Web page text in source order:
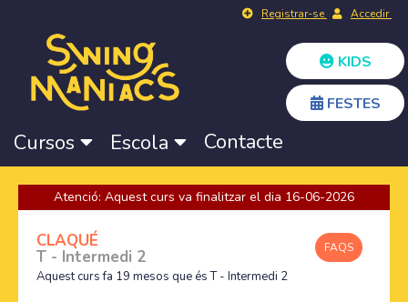
Registrar-se Accedir
KIDS
FESTES
Cursos Escola Contacte
Atenció: Aquest curs va finalitzar el dia 16-06-2026
FAQS
CLAQUÉ
T - Intermedi 2
Aquest curs fa 19 mesos que és T - Intermedi 2